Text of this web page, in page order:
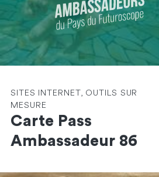
SITES INTERNET, OUTILS SUR
MESURE
Carte Pass
Ambassadeur 86